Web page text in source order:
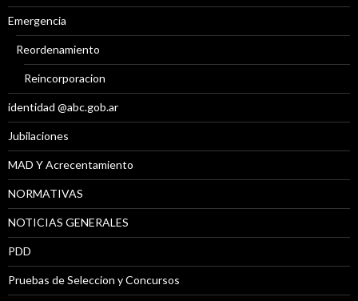
Emergencia
Reordenamiento
Reincorporacion
identidad @abc.gob.ar
Jubilaciones
MAD Y Acrecentamiento
NORMATIVAS
NOTICIAS GENERALES
PDD
Pruebas de Seleccion y Concursos